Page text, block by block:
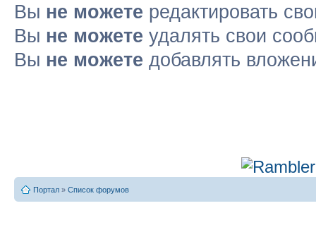
Вы не можете редактировать
Вы не можете удалять свои
Вы не можете добавлять
Портал » Список форумов